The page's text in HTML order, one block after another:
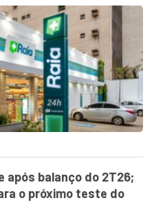
após balanço do 2T26;
o próximo teste do